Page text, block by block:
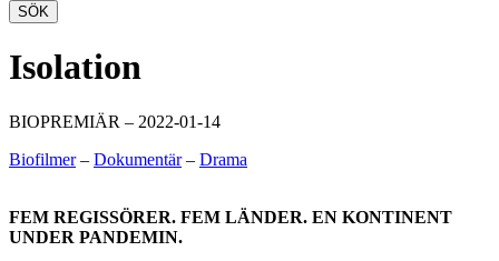
SÖK
Isolation
BIOPREMIÄR – 2022-01-14
Biofilmer– Dokumentär– Drama
FEM REGISSÖRER. FEM LÄNDER. EN KONTINENT
UNDER PANDEMIN.